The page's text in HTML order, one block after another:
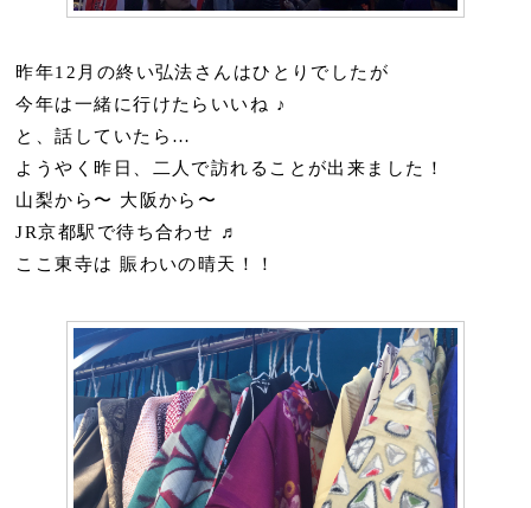
昨年12月の終い弘法さんはひとりでしたが
今年は一緒に行けたらいいね ♪
と、話していたら…
ようやく昨日、二人で訪れることが出来ました！
山梨から〜 大阪から〜
JR京都駅で待ち合わせ ♬
ここ東寺は 賑わいの晴天！！